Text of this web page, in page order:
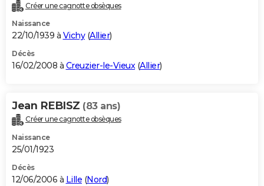
Créer une cagnotte obsèques
Naissance
22/10/1939 à Vichy(Allier)
Décès
16/02/2008 à Creuzier-le-Vieux(Allier)
Jean REBISZ (83 ans)
Créer une cagnotte obsèques
Naissance
25/01/1923
Décès
12/06/2006 à Lille (Nord)